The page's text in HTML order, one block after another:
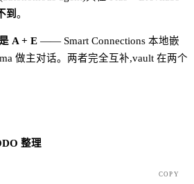
到。
A + E —— Smart Connections 本地嵌
做主对话。两者完全互补,vault 在两个
整理
COPY